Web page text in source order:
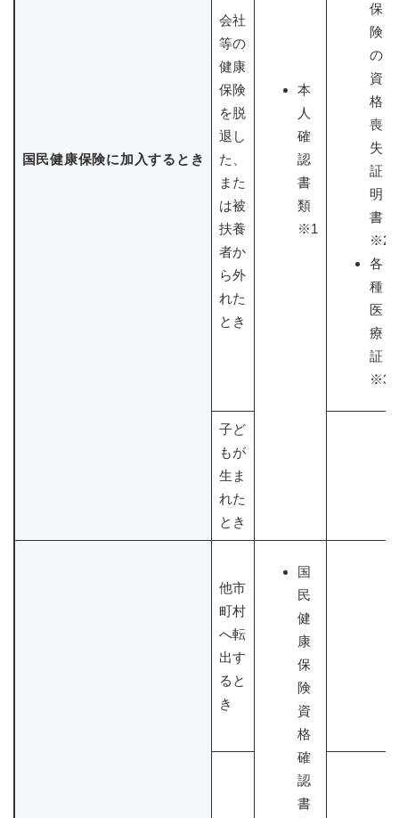
国民健康保険に加入するとき
本
人
確
認
書
類
※1
会社
等の
健康
保険
を脱
退し
た、
また
は被
扶養
者か
ら外
れた
とき
保
険
の
資
格
喪
失
証
明
書
※2
各
種
医
療
証
※3
子ど
もが
生ま
れた
とき
他市
町村
へ転
出す
ると
き
国
民
健
康
保
険
資
格
確
認
書